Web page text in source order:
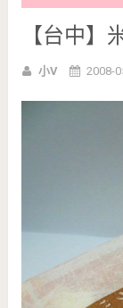
【台中】
小V 2008-